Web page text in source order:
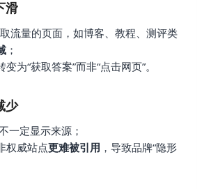
滑
流量的页面，如博客、教程、测评类
；
为“获取答案”而非“点击网页”。
少
一定显示来源；
权威站点更难被引用 ，导致品牌“隐形